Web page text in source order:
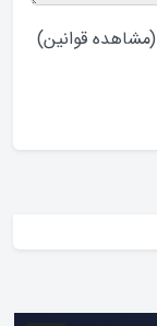
مشاهده قوانین)